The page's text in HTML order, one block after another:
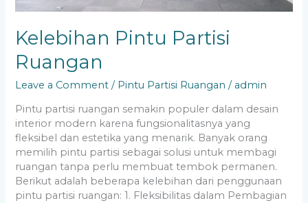
Kelebihan Pintu Partisi
Ruangan
Leave a Comment / Pintu Partisi Ruangan / admin
Pintu partisi ruangan semakin populer dalam desain
interior modern karena fungsionalitasnya yang
fleksibel dan estetika yang menarik. Banyak orang
memilih pintu partisi sebagai solusi untuk membagi
ruangan tanpa perlu membuat tembok permanen.
Berikut adalah beberapa kelebihan dari penggunaan
pintu partisi ruangan: 1. Fleksibilitas dalam Pembagian